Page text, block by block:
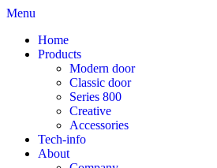
Menu
Home
Products
Modern door
Classic door
Series 800
Creative
Accessories
Tech-info
About